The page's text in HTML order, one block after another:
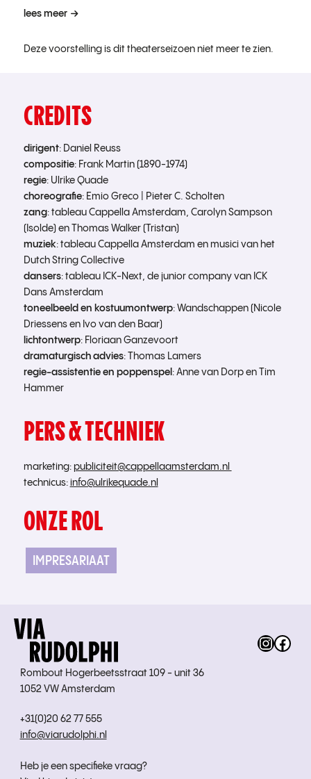
lees meer
Deze voorstelling is dit theaterseizoen niet meer te zien.
CREDITS
dirigent: Daniel Reuss
compositie: Frank Martin (1890-1974)
regie: Ulrike Quade
choreografie: Emio Greco | Pieter C. Scholten
zang: tableau Cappella Amsterdam, Carolyn Sampson
(Isolde) en Thomas Walker (Tristan)
muziek: tableau Cappella Amsterdam en musici van het
Dutch String Collective
dansers: tableau ICK-Next, de junior company van ICK
Dans Amsterdam
toneelbeeld en kostuumontwerp: Wandschappen (Nicole
Driessens en Ivo van den Baar)
lichtontwerp: Floriaan Ganzevoort
dramaturgisch advies: Thomas Lamers
regie-assistentie en poppenspel : Anne van Dorp en Tim
Hammer
PERS & TECHNIEK
marketing: publiciteit@cappellaamsterdam.nl
technicus: info@ulrikequade.nl
ONZE ROL
IMPRESARIAAT
Rombout Hogerbeetsstraat 109 - unit 36
1052 VW Amsterdam
+31(0)20 62 77 555
info@viarudolphi.nl
Heb je een specifieke vraag?